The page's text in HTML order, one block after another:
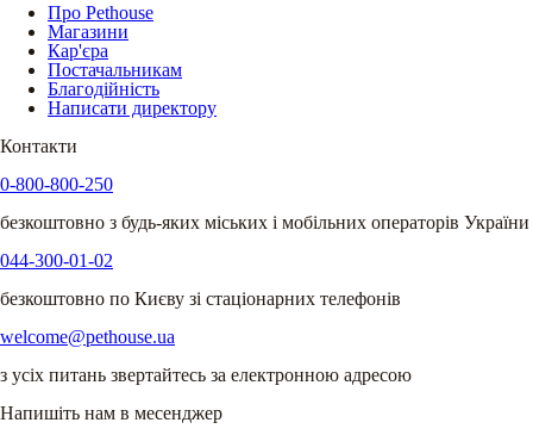
Про Pethouse
Магазини
Кар'єра
Постачальникам
Благодійність
Написати директору
Контакти
0-800-800-250
безкоштовно з будь-яких міських і мобільних операторів України
044-300-01-02
безкоштовно по Києву зі стаціонарних телефонів
welcome@pethouse.ua
з усіх питань звертайтесь за електронною адресою
Напишіть нам в месенджер